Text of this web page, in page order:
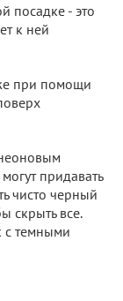
посадке - это
к ней
при помощи
придавать
чисто черный
скрыть все.
с темными